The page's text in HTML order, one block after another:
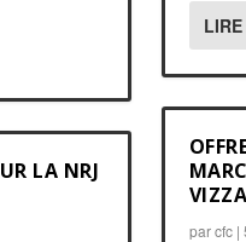
LA NRJ
parcfc|